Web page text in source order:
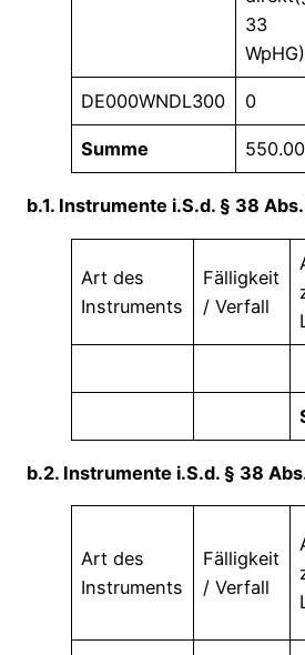
33
WpHG)
DE000WNDL300 0
Summe
b.1. Instrumente i.S.d. § 38 Abs.
Art des
Instruments
Fälligkeit
/ Verfall
b.2. Instrumente i.S.d. § 38
Art des
Instruments
Fälligkeit
/ Verfall